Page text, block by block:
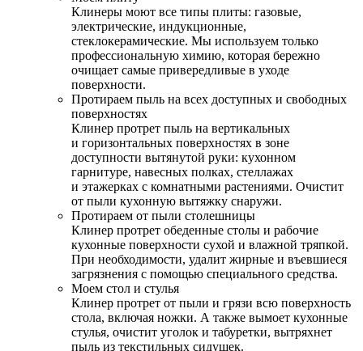
Клинеры моют все типы плиты: газовые,
электрические, индукционные,
стеклокерамические. Мы используем только
профессиональную химию, которая бережно
очищает самые привередливые в уходе
поверхности.
Протираем пыль на всех доступных и свободных
поверхностях
Клинер протрет пыль на вертикальных
и горизонтальных поверхностях в зоне
доступности вытянутой руки: кухонном
гарнитуре, навесных полках, стеллажах
и этажерках с комнатными растениями. Очистит
от пыли кухонную вытяжку снаружи.
Протираем от пыли столешницы
Клинер протрет обеденные столы и рабочие
кухонные поверхности сухой и влажной тряпкой.
При необходимости, удалит жирные и въевшиеся
загрязнения с помощью специального средства.
Моем стол и стулья
Клинер протрет от пыли и грязи всю поверхность
стола, включая ножки. А также вымоет кухонные
стулья, очистит уголок и табуретки, вытряхнет
пыль из текстильных сидушек.